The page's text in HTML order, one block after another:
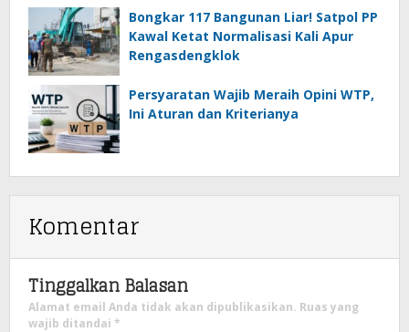
Bongkar 117 Bangunan Liar! Satpol PP
Kawal Ketat Normalisasi Kali Apur
Rengasdengklok
Persyaratan Wajib Meraih Opini WTP,
Ini Aturan dan Kriterianya
Komentar
Tinggalkan Balasan
Alamat email Anda tidak akan dipublikasikan. Ruas yang
wajib ditandai *